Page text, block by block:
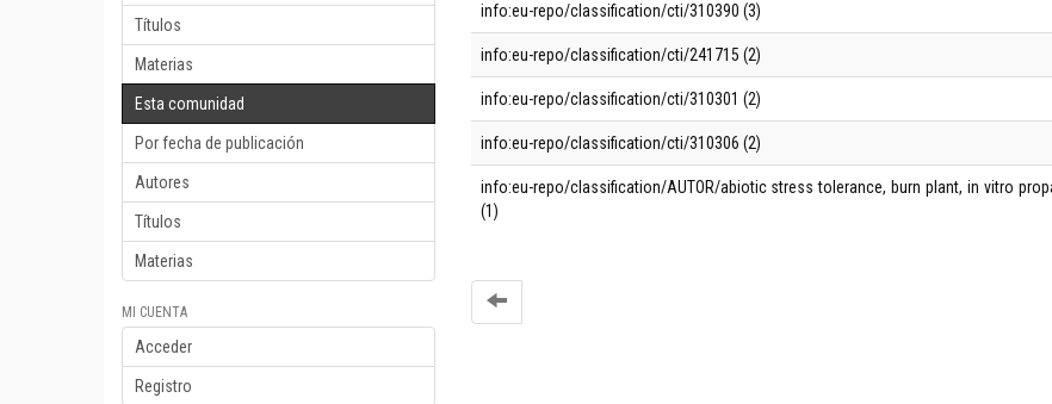
Títulos
Materias
Esta comunidad
Por fecha de publicación
Autores
Títulos
Materias
MI CUENTA
Acceder
Registro
info:eu-repo/classification/cti/310390 (3)
info:eu-repo/classification/cti/241715 (2)
info:eu-repo/classification/cti/310301 (2)
info:eu-repo/classification/cti/310306 (2)
info:eu-repo/classification/AUTOR/abiotic stress tolerance, burn plant, in vitro
(1)